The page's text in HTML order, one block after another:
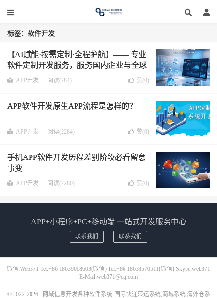
标签：软件开发
【AI赋能·按需定制·全程护航】—— 专业
软件定制开发服务，服务国内企业与全球
海外华人
IITC网域信息｜近20年深耕，为
国内华人企业提供定制化软件开发服务
APP开发 阅读(284) 赞(0)
APP软件开发原生APP流程是怎样的？
APP开发 阅读(2284) 赞(0)
手机APP软件开发历程差别阶段必看留意
事变
APP开发 阅读(2280) 赞(0)
APP+小程序+PC+移动端 一站式开发服务中心
联系我们 联系我们
微信:Web371 Tel:+86 18639018603(微信) Tel:+86 18638570511(微信) Skype:web371
E-Mail:web371@qq.com
© 2022-2026
网域信息开发各种软件系统-国际快递转运系统,商城系统,海外仓系